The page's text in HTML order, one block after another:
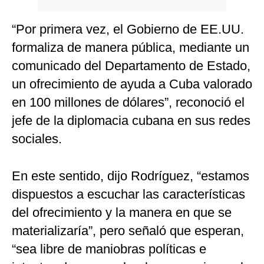
“Por primera vez, el Gobierno de EE.UU.
formaliza de manera pública, mediante un
comunicado del Departamento de Estado,
un ofrecimiento de ayuda a Cuba valorado
en 100 millones de dólares”, reconoció el
jefe de la diplomacia cubana en sus redes
sociales.
En este sentido, dijo Rodríguez, “estamos
dispuestos a escuchar las características
del ofrecimiento y la manera en que se
materializaría”, pero señaló que esperan,
“sea libre de maniobras políticas e